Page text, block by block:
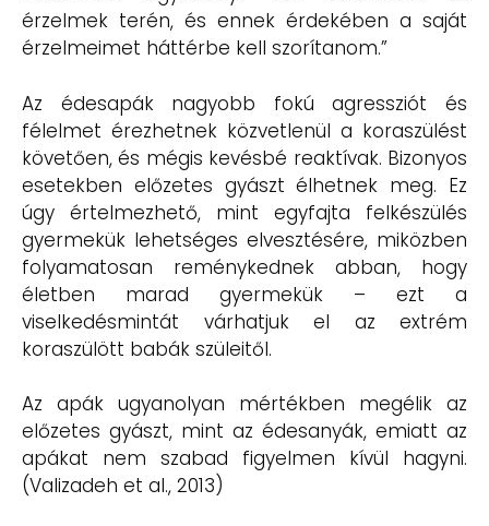
érzelmek terén, és ennek érdekében a saját
érzelmeimet háttérbe kell szorítanom.”
Az édesapák nagyobb fokú agressziót és
félelmet érezhetnek közvetlenül a koraszülést
követően, és mégis kevésbé reaktívak. Bizonyos
esetekben előzetes gyászt élhetnek meg. Ez
úgy értelmezhető, mint egyfajta felkészülés
gyermekük lehetséges elvesztésére, miközben
folyamatosan reménykednek abban, hogy
életben marad gyermekük – ezt a
viselkedésmintát várhatjuk el az extrém
koraszülött babák szüleitől.
Az apák ugyanolyan mértékben megélik az
előzetes gyászt, mint az édesanyák, emiatt az
apákat nem szabad figyelmen kívül hagyni.
(Valizadeh et al., 2013)